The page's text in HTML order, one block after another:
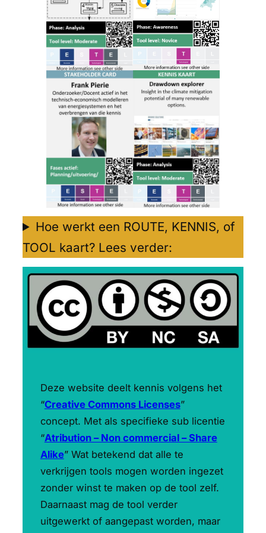
Hoe werkt een ROUTE, KENNIS, of
TOOL kaart? Lees verder:
Deze website deelt kennis volgens het
“Creative Commons Licenses”
concept. Met als specifieke sub licentie
“Atribution – Non commercial – Share
Alike” Wat betekend dat alle te
verkrijgen tools mogen worden ingezet
zonder winst te maken op de tool zelf.
Daarnaast mag de tool verder
uitgewerkt of aangepast worden, maar